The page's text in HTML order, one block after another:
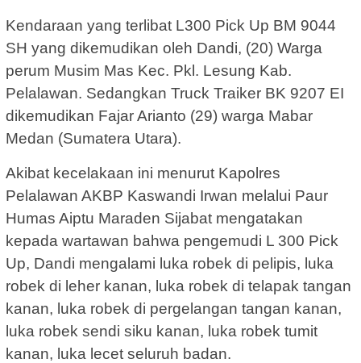
Kendaraan yang terlibat L300 Pick Up BM 9044
SH yang dikemudikan oleh Dandi, (20) Warga
perum Musim Mas Kec. Pkl. Lesung Kab.
Pelalawan. Sedangkan Truck Traiker BK 9207 EI
dikemudikan Fajar Arianto (29) warga Mabar
Medan (Sumatera Utara).
Akibat kecelakaan ini menurut Kapolres
Pelalawan AKBP Kaswandi Irwan melalui Paur
Humas Aiptu Maraden Sijabat mengatakan
kepada wartawan bahwa pengemudi L 300 Pick
Up, Dandi mengalami luka robek di pelipis, luka
robek di leher kanan, luka robek di telapak tangan
kanan, luka robek di pergelangan tangan kanan,
luka robek sendi siku kanan, luka robek tumit
kanan, luka lecet seluruh badan.